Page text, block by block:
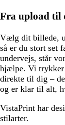
Fra upload til
Vælg dit billede,
så er du stort
undervejs, står
hjælpe. Vi trykker
direkte til dig –
og er klar til alt,
VistaPrint har
stilarter.